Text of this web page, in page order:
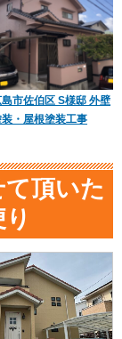
島市佐伯区 S様邸 外壁
・屋根塗装工事
頂いた